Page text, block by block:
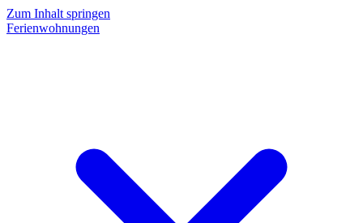
Zum Inhalt springen
Ferienwohnungen